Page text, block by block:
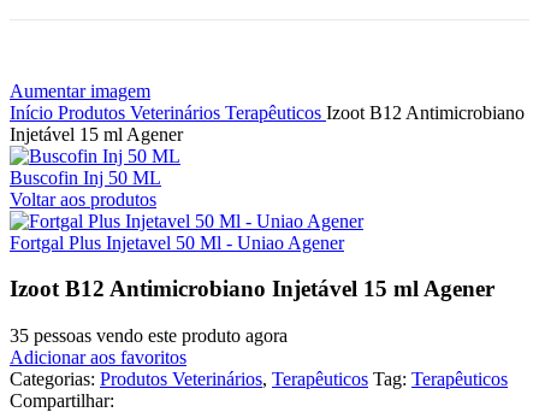
Aumentar imagem
Início Produtos Veterinários Terapêuticos Izoot B12 Antimicrobiano
Injetável 15 ml Agener
Buscofin Inj 50 ML
Voltar aos produtos
Fortgal Plus Injetavel 50 Ml - Uniao Agener
Izoot B12 Antimicrobiano Injetável 15 ml Agener
35 pessoas vendo este produto agora
Adicionar aos favoritos
Categorias: Produtos Veterinários, Terapêuticos Tag: Terapêuticos
Compartilhar: